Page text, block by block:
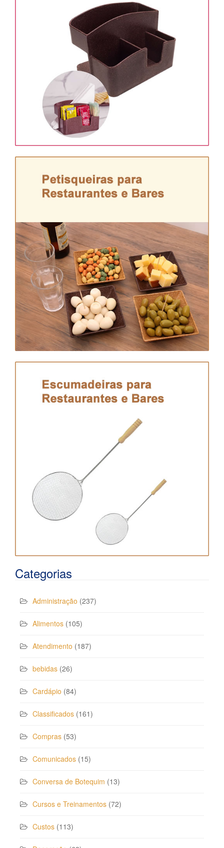
Categorias
Administração (237)
Alimentos (105)
Atendimento (187)
bebidas (26)
Cardápio (84)
Classificados (161)
Compras (53)
Comunicados (15)
Conversa de Botequim (13)
Cursos e Treinamentos (72)
Custos (113)